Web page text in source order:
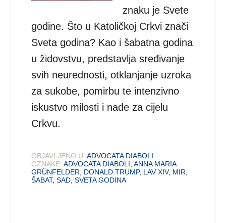
znaku je Svete
godine. Što u Katoličkoj Crkvi znači
Sveta godina? Kao i šabatna godina
u židovstvu, predstavlja sređivanje
svih neurednosti, otklanjanje uzroka
za sukobe, pomirbu te intenzivno
iskustvo milosti i nade za cijelu
Crkvu.
OBJAVLJENO U: ADVOCATA DIABOLI
OZNAKE: ADVOCATA DIABOLI ,ANNA MARIA
GRÜNFELDER
DONALD TRUMP, LAV XIV, MIR
ŠABAT,SAD ,SVETA GODINA